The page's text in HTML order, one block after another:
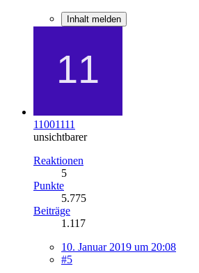
Inhalt melden
11001111
unsichtbarer
Reaktionen
5
Punkte
5.775
Beiträge
1.117
10. Januar 2019 um 20:08
#5